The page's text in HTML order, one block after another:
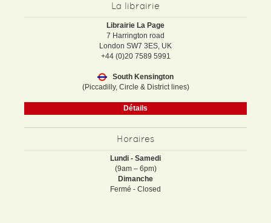
La librairie
Librairie La Page
7 Harrington road
London SW7 3ES, UK
+44 (0)20 7589 5991
South Kensington
(Piccadilly, Circle & District lines)
Détails
Horaires
Lundi - Samedi
(9am – 6pm)
Dimanche
Fermé - Closed